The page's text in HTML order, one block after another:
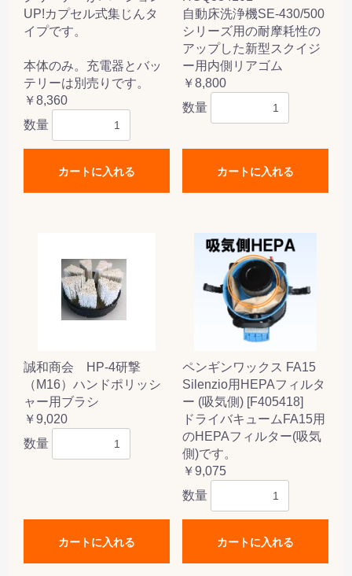
UP!カプセル式集じんタ
イプです。
本体のみ。充電器とバッ
テリーは別売りです。
￥8,360
数量
カートに入れる
自動床洗浄機SE-430/500
シリーズ用の耐摩耗性の
アップした新型スクイジ
ー用内側リアゴム
￥8,800
数量
カートに入れる
誠和商会 HP-4研撃
（M16）ハンドポリッシ
ャー用ブラシ
￥9,020
数量
カートに入れる
ペンギンワックス FA15
Silenzio用HEPAフィルタ
ー (吸気側) [F405418]
ドライバキュームFA15用
のHEPAフィルター(吸気
側)です。
￥9,075
数量
カートに入れる